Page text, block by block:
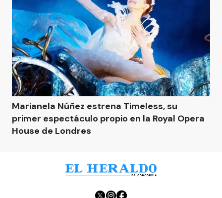
Marianela Núñez estrena Timeless, su
primer espectáculo propio en la Royal Opera
House de Londres